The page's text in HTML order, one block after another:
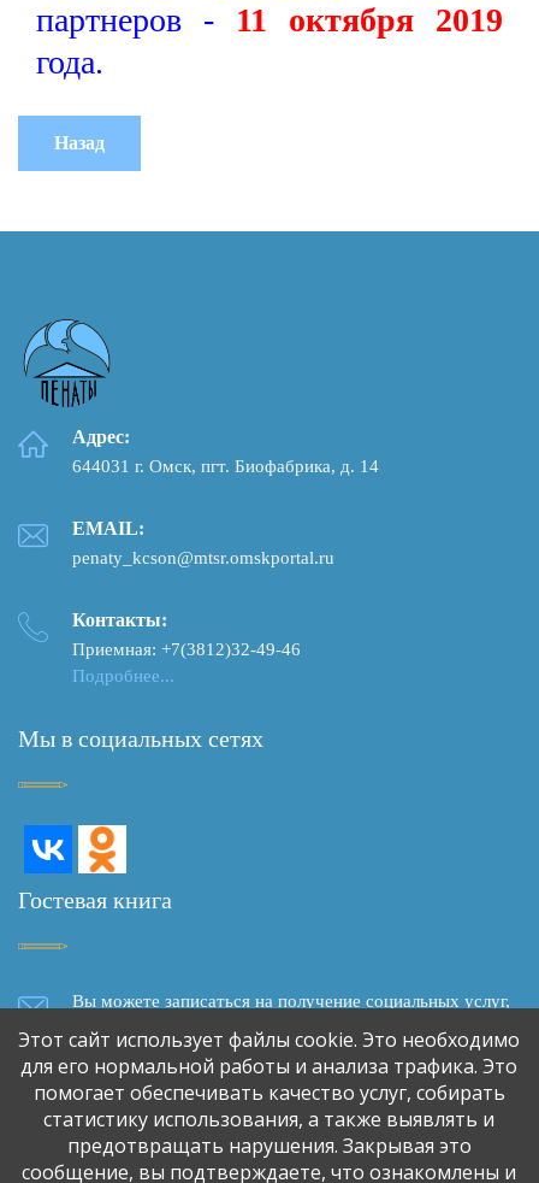
партнеров - 11 октября 2019
года.
Адрес:
644031 г. Омск, пгт. Биофабрика, д. 14
EMAIL:
penaty_kcson@mtsr.omskportal.ru
Контакты:
Приемная: +7(3812)32-49-46
Подробнее...
Мы в социальных сетях
Гостевая книга
Вы можете записаться на получение социальных услуг,
задать вопрос, написать отзыв о качестве социального
обслуживания, сделать предложение о сотрудничестве,
используя форму обратной связи
Обратная связь
Этот сайт использует файлы cookie. Это необходимо
для его нормальной работы и анализа трафика. Это
помогает обеспечивать качество услуг, собирать
статистику использования, а также выявлять и
предотвращать нарушения. Закрывая это
сообщение, вы подтверждаете, что ознакомлены и